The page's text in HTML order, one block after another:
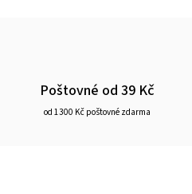
Poštovné od 39 Kč
od 1300 Kč poštovné zdarma